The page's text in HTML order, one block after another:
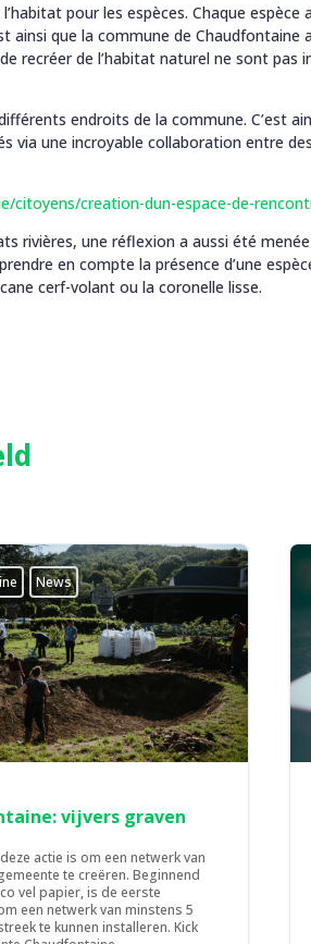
pour les espèces. Chaque espèce
que la commune de Chaudfontaine
recréer de l’habitat naturel ne sont
endroits de la commune. C’est
via une incroyable collaboration entre
citoyens/creation-dun-espace-de-
rivières, une réflexion a aussi été
en compte la présence d’une
cerf-volant ou la coronelle lisse.
News
vijvers graven
actie is om een netwerk van
te creëren. Beginnend
vel papier, is de eerste
een netwerk van minstens 5
te kunnen installeren. Kick